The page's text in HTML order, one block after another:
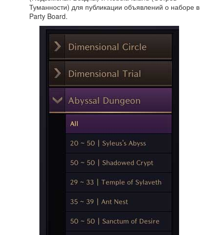
Туманности) для публикации объявлений о наборе в
Party Board.